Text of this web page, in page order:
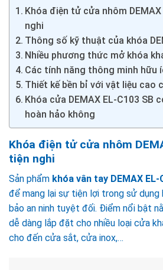
Khóa điện tử cửa nhôm DEMAX
nghi
Thông số kỹ thuật của khóa
Nhiều phương thức mở khóa
Các tính năng thông minh hữu
Thiết kế bền bỉ với vật liệu cao
Khóa cửa DEMAX EL-C103 SB
hoàn hảo không
Khóa điện tử cửa nhôm
tiện nghi
Sản phẩm khóa vân tay DEMAX EL-
để mang lại sự tiện lợi trong sử dụng
bảo an ninh tuyệt đối. Điểm nổi bật
dễ dàng lắp đặt cho nhiều loại cửa
cho đến cửa sắt, cửa inox,…